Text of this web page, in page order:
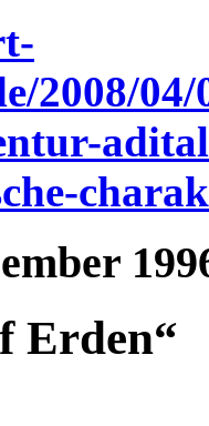
2008/
Erden“